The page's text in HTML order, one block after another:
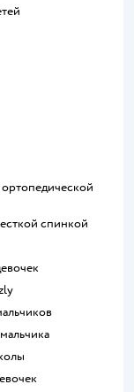
спинкой